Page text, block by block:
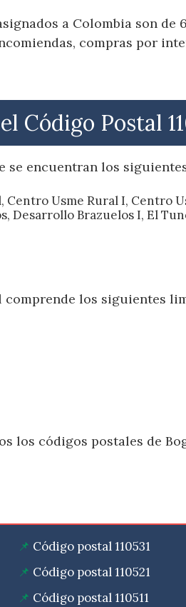
a Colombia son de
compras por
Código Postal
se encuentran los
Usme Rural I, Centro
Desarrollo Brazuelos I, El
comprende los siguientes
los códigos postales de
Código postal 110531
Código postal 110521
Código postal 110511